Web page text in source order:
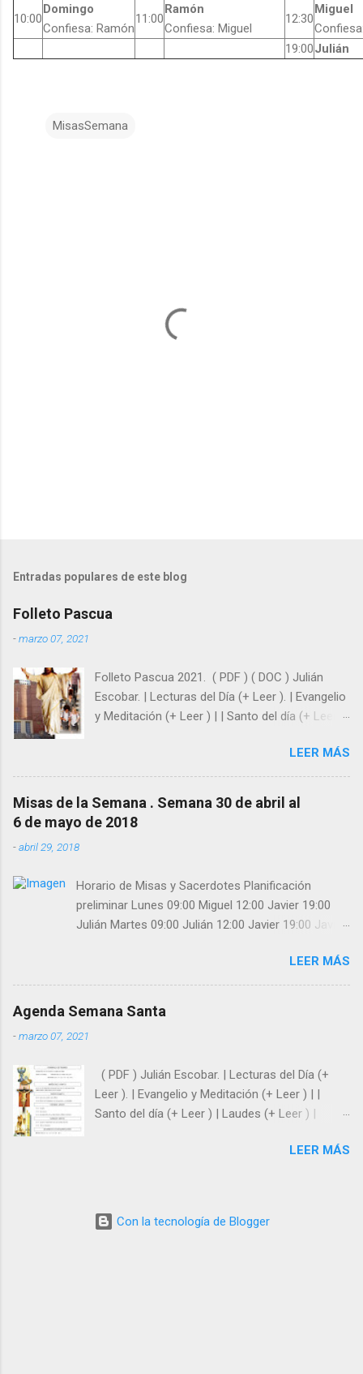
10:00
Domingo
Confiesa: Ramón
11:00
Ramón
Confiesa: Miguel
12:30
Miguel
19:00Julián
MisasSemana
Entradas populares de este blog
Folleto Pascua
-marzo 07, 2021
Folleto Pascua 2021. ( PDF ) ( DOC ) Julián
Escobar. | Lecturas del Día (+ Leer ). | Evangelio
y Meditación (+ Leer ) | | Santo del día (+ Leer )
LEER MÁS
Misas de la Semana . Semana 30 de abril al
6 de mayo de 2018
-abril 29, 2018
Horario de Misas y Sacerdotes Planificación
preliminar Lunes 09:00 Miguel 12:00 Javier 19:00
Julián Martes 09:00 Julián 12:00 Javier 19:00 Javier
Jueves 09:00 Eduardo 12:00 Miguel 19:00 Julián
Viernes 09:00 Eduardo 12:00 Javier 19:00 Miguel
Sábado 09:00 Eduardo 12:00 Miguel 19:00 Julián
Julián Confiesa: Javier 12:30 Javier Confiesa: Julián
LEER MÁS
Agenda Semana Santa
-marzo 07, 2021
( PDF ) Julián Escobar. | Lecturas del Día (+
Leer ). | Evangelio y Meditación (+ Leer ) | |
Santo del día (+ Leer ) | Laudes (+ Leer ) |
LEER MÁS
Con la tecnología de Blogger